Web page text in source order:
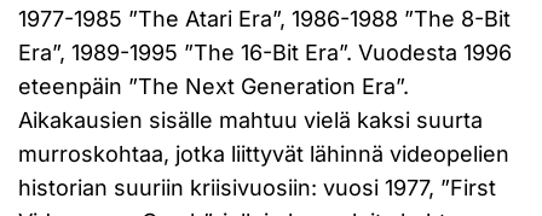
1977-1985 ”The Atari Era”, 1986-1988 ”The 8-Bit
Era”, 1989-1995 ”The 16-Bit Era”. Vuodesta 1996
eteenpäin ”The Next Generation Era”.
Aikakausien sisälle mahtuu vielä kaksi suurta
murroskohtaa, jotka liittyvät lähinnä videopelien
historian suuriin kriisivuosiin: vuosi 1977, ”First